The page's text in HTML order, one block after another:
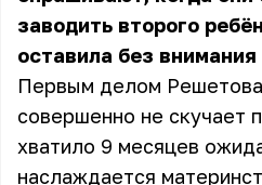
заводить второго
оставила без
Первым делом
совершенно не скучает
хватило 9 месяцев
наслаждается